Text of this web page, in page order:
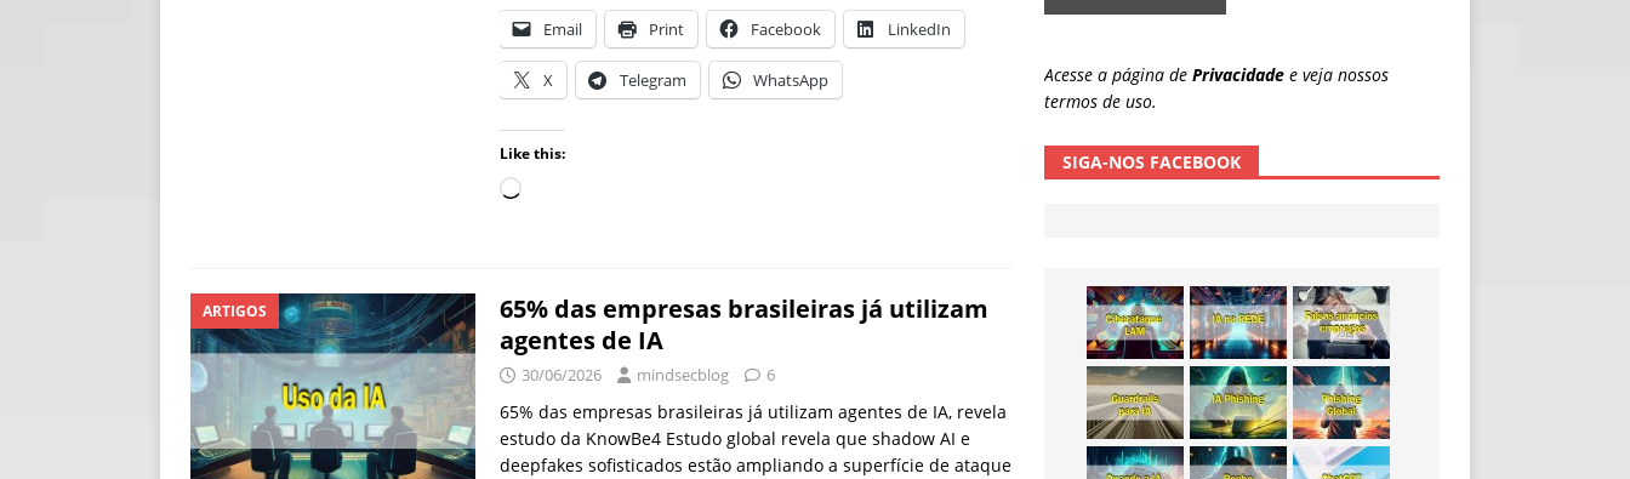
Email Print Facebook LinkedIn
X Telegram WhatsApp
Like this:
ARTIGOS
65% das empresas brasileiras já utilizam
agentes de IA
30/06/2026 mindsecblog 6
65% das empresas brasileiras já utilizam agentes de IA, revela
estudo da KnowBe4 Estudo global revela que shadow AI e
deepfakes sofisticados estão ampliando a superfície de ataque
Acesse a página de Privacidade e veja nossos
termos de uso.
SIGA-NOS FACEBOOK